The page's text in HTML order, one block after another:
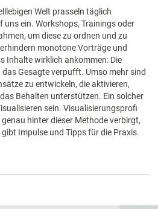
Welt prasseln täglich
ein. Workshops, Trainings oder
um diese zu ordnen und zu
monotone Vorträge und
Inhalte wirklich ankommen: Die
Gesagte verpufft. Umso mehr sind
zu entwickeln, die aktivieren,
Behalten unterstützen. Ein solcher
sein. Visualisierungsprofi
hinter dieser Methode verbirgt,
Impulse und Tipps für die Praxis.